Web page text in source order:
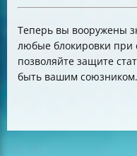
Теперь вы вооружены
любые блокировки при
позволяйте защите
быть вашим союзником.